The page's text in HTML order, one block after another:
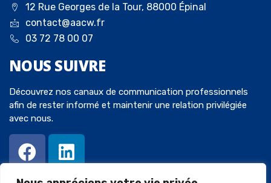
12 Rue Georges de la Tour, 88000 Épinal
contact@aacw.fr
03 72 78 00 07
NOUS SUIVRE
Découvrez nos canaux de communication professionnels
afin de rester informé et maintenir une relation privilégiée
avec nous.